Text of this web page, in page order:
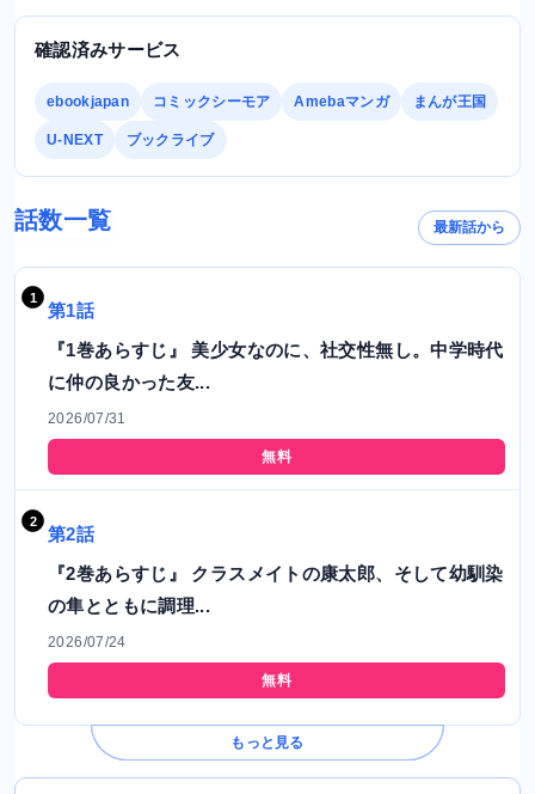
確認済みサービス
ebookjapan コミックシーモア Amebaマンガ まんが王国
U-NEXT ブックライブ
話数一覧 最新話から
第1話
『1巻あらすじ』 美少女なのに、社交性無し。中学時代
に仲の良かった友...
2026/07/31
無料
第2話
『2巻あらすじ』 クラスメイトの康太郎、そして幼馴染
の隼とともに調理...
2026/07/24
無料
もっと見る